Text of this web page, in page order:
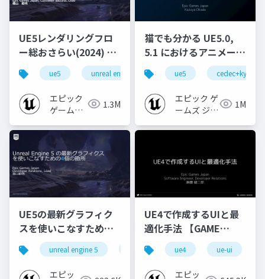
UE5レンダリングフロ
ー総おさらい(2024) 基
礎編！
[CEDEC+KYUSHU
2024]
ue5 unreal engine ue-rendering
エピック
ゲームズ
1.3M
猫でも分かる UE5.0,
5.1 におけるアニメーシ
ョンの新機能について
【CEDEC+KYUSHU
2022】
ue5 cedec+kyushu
エピック ゲ
ームズ ジャ
1M
UE5の最新グラフィク
スを使いこなすための4
個の勘所
[CEDEC+KYUSHU
2023]
unreal engine 5 cedec cedec+kyushu
エピッ
UE4で作成するUIと最
適化手法 【GAME
CREATORS
CONFERENCE '20】
ue4 ue-ui
エピッ